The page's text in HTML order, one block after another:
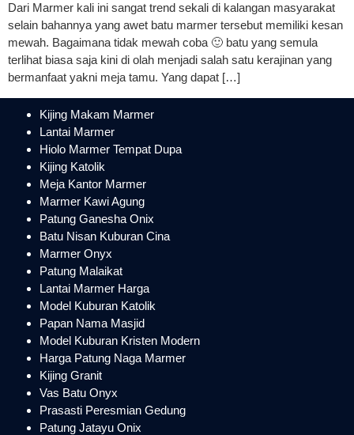
Dari Marmer kali ini sangat trend sekali di kalangan masyarakat
selain bahannya yang awet batu marmer tersebut memiliki kesan
mewah. Bagaimana tidak mewah coba 🙂 batu yang semula
terlihat biasa saja kini di olah menjadi salah satu kerajinan yang
bermanfaat yakni meja tamu. Yang dapat […]
Kijing Makam Marmer
Lantai Marmer
Hiolo Marmer Tempat Dupa
Kijing Katolik
Meja Kantor Marmer
Marmer Kawi Agung
Patung Ganesha Onix
Batu Nisan Kuburan Cina
Marmer Onyx
Patung Malaikat
Lantai Marmer Harga
Model Kuburan Katolik
Papan Nama Masjid
Model Kuburan Kristen Modern
Harga Patung Naga Marmer
Kijing Granit
Vas Batu Onyx
Prasasti Peresmian Gedung
Patung Jatayu Onix